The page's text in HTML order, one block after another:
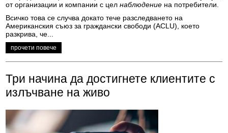
от организации и компании с целнаблюдение на потребители.
Всичко това се случва докато тече разследването на
Американския съюз за граждански свободи (ACLU), което
разкрива, че...
прочети повече
Три начина да достигнете клиентите с
излъчване на живо